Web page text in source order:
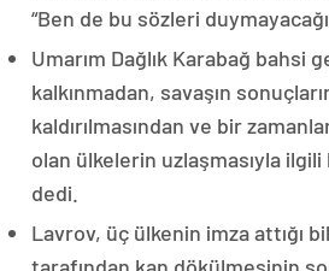
“Ben de bu sözleri
Umarım Dağlık Karabağ bahsi
kalkınmadan, savaşın
kaldırılmasından ve bir
olan ülkelerin uzlaşmasıyla ilgili
dedi.
Lavrov, üç ülkenin imza attığı